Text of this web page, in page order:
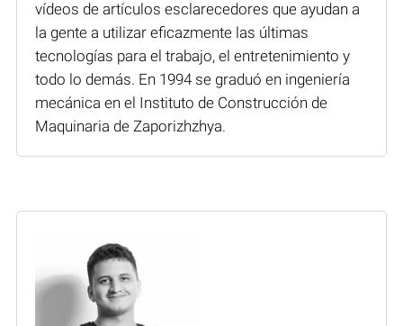
vídeos de artículos esclarecedores que ayudan a
la gente a utilizar eficazmente las últimas
tecnologías para el trabajo, el entretenimiento y
todo lo demás. En 1994 se graduó en ingeniería
mecánica en el Instituto de Construcción de
Maquinaria de Zaporizhzhya.